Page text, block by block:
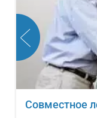
Совместное лечение